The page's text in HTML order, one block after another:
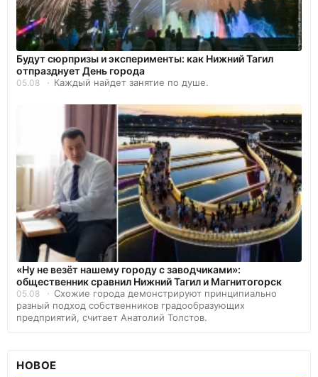
Будут сюрпризы и эксперименты: как Нижний Тагил
отпразднует День города
05.08 Каждый найдет занятие по душе.
«Ну не везёт нашему городу с заводчиками»:
общественник сравнил Нижний Тагил и Магнитогорск
05.08
Схожие города демонстрируют принципиально
разный подход собственников градообразующих
предприятий, считает Анатолий Толстов.
НОВОЕ